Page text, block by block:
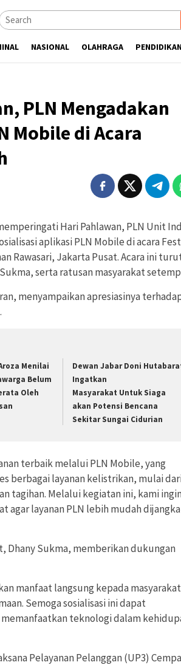
NASIONAL OLAHRAGA
PLN Mengadakan
Mobile di Acara
Hari Pahlawan, PLN Unit
aplikasi PLN Mobile di acara
Rawasari, Jakarta Pusat. Acara ini
serta ratusan masyarakat
menyampaikan apresiasinya
Menilai
Belum
Oleh
Dewan Jabar Doni
Ingatkan
Masyarakat Untuk Siaga
akan Potensi Bencana
Sekitar Sungai Cidurian
terbaik melalui PLN Mobile, yang
berbagai layanan kelistrikan, mulai
tagihan. Melalui kegiatan ini, kami
agar layanan PLN lebih mudah
Dhany Sukma, memberikan dukungan
manfaat langsung kepada
Semoga sosialisasi ini dapat
teknologi dalam
Pelayanan Pelanggan (UP3)